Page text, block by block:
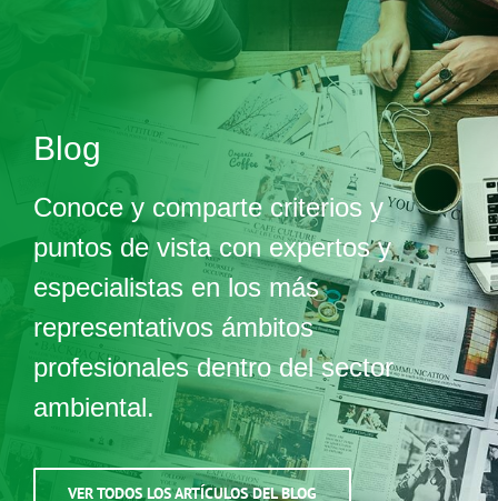
Blog
Conoce y comparte criterios y
puntos de vista con expertos y
especialistas en los más
representativos ámbitos
profesionales dentro del sector
ambiental.
VER TODOS LOS ARTÍCULOS DEL BLOG